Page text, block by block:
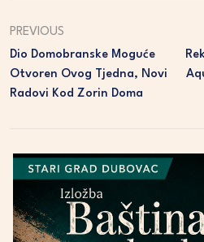
PREVIOUS
Dio Domobranske Moguće
Otvoren Ovog Tjedna, Novi
Radovi Kod Zorin Doma